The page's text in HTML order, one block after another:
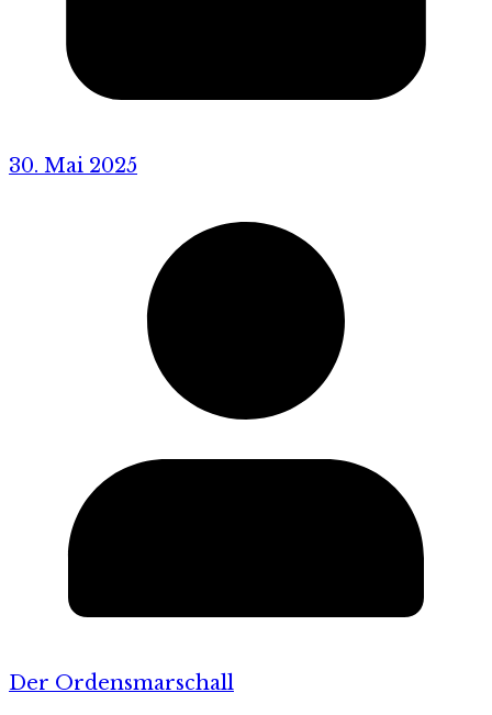
30. Mai 2025
Der Ordensmarschall